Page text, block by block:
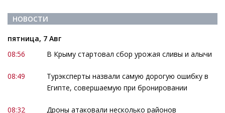
НОВОСТИ
пятница, 7 Авг
08:56
В Крыму стартовал сбор урожая сливы и алычи
08:49
Турэксперты назвали самую дорогую ошибку в
Египте, совершаемую при бронировании
08:32
Дроны атаковали несколько районов